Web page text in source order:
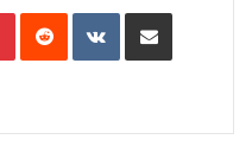
PinterestReddit VKontakteShare via Email